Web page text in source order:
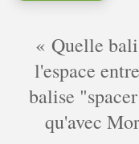
Quelle
l'espace
balise
qu'avec